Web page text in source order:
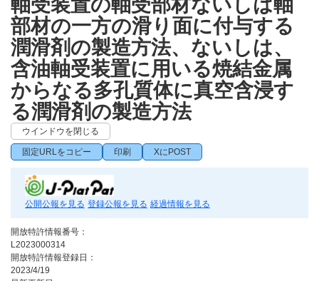
軸受装置の軸受部材ないしは軸
部材の一方の滑り面に付与する
潤滑剤の製造方法、ないしは、
含油軸受装置に用いる焼結金属
からなる多孔質体に真空含浸す
る潤滑剤の製造方法
ウインドウを閉じる
固定URLをコピー 印刷 XにPOST
公開公報を見る 登録公報を見る 経過情報を見る
開放特許情報番号：
L2023000314
開放特許情報登録日：
2023/4/19